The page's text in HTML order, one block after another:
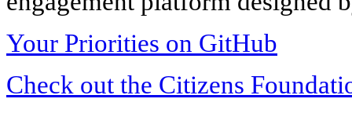
Your Priorities on GitHub
Check out the Citizens